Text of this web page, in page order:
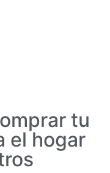
tu
el hogar